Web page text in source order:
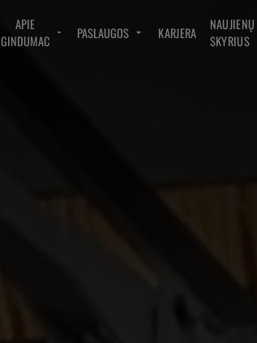
APIE
GINDUMAC
PASLAUGOS KARJERA
NAUJIENŲ
SKYRIUS